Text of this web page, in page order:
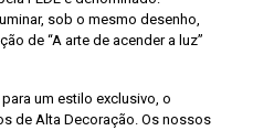
sob o mesmo desenho,
de “A arte de acender a luz”
um estilo exclusivo, o
de Alta Decoração. Os nossos